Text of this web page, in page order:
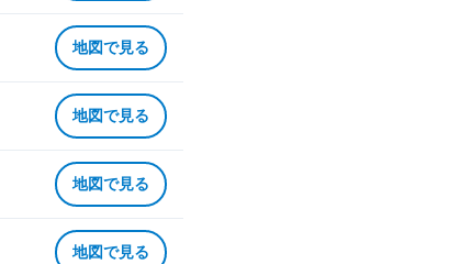
地図で見る
地図で見る
地図で見る
地図で見る